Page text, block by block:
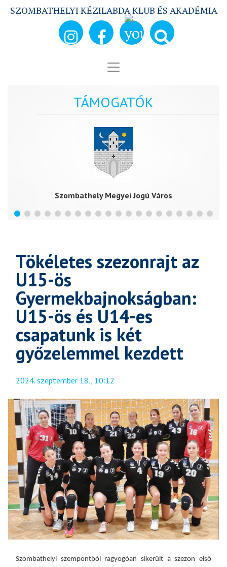
SZOMBATHELYI KÉZILABDA KLUB ÉS AKADÉMIA
TÁMOGATÓK
Szombathely Megyei Jogú Város
Tökéletes szezonrajt az
U15-ös
Gyermekbajnokságban:
U15-ös és U14-es
csapatunk is két
győzelemmel kezdett
2024. szeptember 18., 10:12
Szombathelyi szempontból ragyogóan sikerült a szezon első